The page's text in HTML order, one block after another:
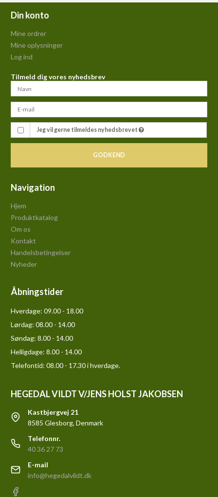
Din konto
Mine ordrer
Mine oplysninger
Log ind
Tilmeld dig vores nyhedsbrev
Jeg vil gerne tilmeldes nyhedsbrevet
GODKEND
Navigation
Hjem
Produktkatalog
Om os
Kontakt
Handelsbetingelser
Nyheder
Åbningstider
Hverdage: 09.00 - 18.00
Lørdag: 08.00 - 14.00
Søndag: 8.00 - 14.00
Helligdage: 8.00 - 14.00
Telefontid: 08.00 - 17.30 i hverdage.
HEGEDAL VILDT V/JENS HOLST JAKOBSEN
Kastbjergvej 21
8585 Glesborg, Denmark
Telefonnr.
40 36 27 73
E-mail
info@hegedalvildt.dk